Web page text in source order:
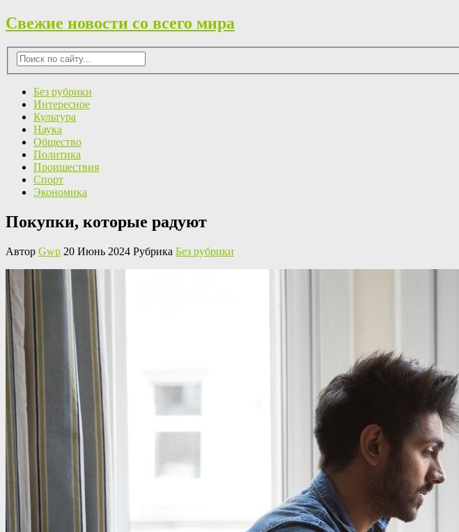
Свежие новости со всего мира
Без рубрики
Интересное
Культура
Наука
Общество
Политика
Проишествия
Спорт
Экономика
Покупки, которые радуют
Автор Gwp 20 Июнь 2024 Рубрика Без рубрики